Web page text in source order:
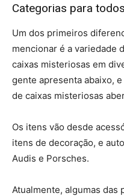
Categorias para
Um dos primeiros
mencionar é a variedade
caixas misteriosas em
gente apresenta abaixo,
de caixas misteriosas
Os itens vão desde
itens de decoração, e
Audis e Porsches.
Atualmente, algumas